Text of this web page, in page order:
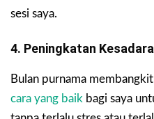
sesi saya.
4. Peningkatan
Bulan purnama
cara yang baik bagi saya